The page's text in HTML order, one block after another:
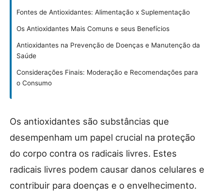
Fontes de Antioxidantes: Alimentação x Suplementação
Os Antioxidantes Mais Comuns e seus Benefícios
Antioxidantes na Prevenção de Doenças e Manutenção da
Saúde
Considerações Finais: Moderação e Recomendações para
o Consumo
Os antioxidantes são substâncias que
desempenham um papel crucial na proteção
do corpo contra os radicais livres. Estes
radicais livres podem causar danos celulares e
contribuir para doenças e o envelhecimento.